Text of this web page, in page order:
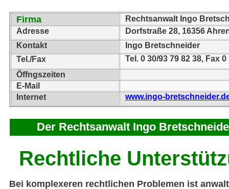
Bei komplexeren rechtlichen Problemen ist
Rechtliche
Firma
Rechtsanwalt Ingo
Adresse
Dorfstraße 28, 16356
Kontakt
Ingo Bretschneider
Tel./Fax
Tel. 0 30/93 79 82 38, Fax 0
Öffngszeiten
E-Mail
Internet
www.ingo-
Der Rechtsanwalt Ingo